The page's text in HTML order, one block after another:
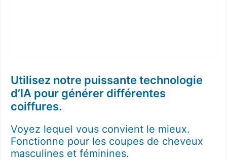
Utilisez notre puissante technologie
d’IA pour générer différentes
coiffures.
Voyez lequel vous convient le mieux.
Fonctionne pour les coupes de cheveux
masculines et féminines.